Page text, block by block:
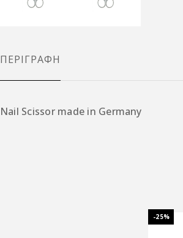
ΠΕΡΙΓΡΑΦΉ
Nail Scissor made in Germany
-25%